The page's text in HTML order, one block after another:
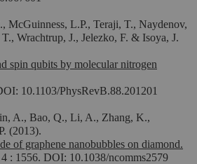
McGuinness, L.P., Teraji, T., Naydenov,
Wrachtrup, J., Jelezko, F. & Isoya, J.
spin qubits by molecular nitrogen
10.1103/PhysRevB.88.201201
A., Bao, Q., Li, A., Zhang, K.,
(2013).
of graphene nanobubbles on diamond.
4 : 1556. DOI: 10.1038/ncomms2579